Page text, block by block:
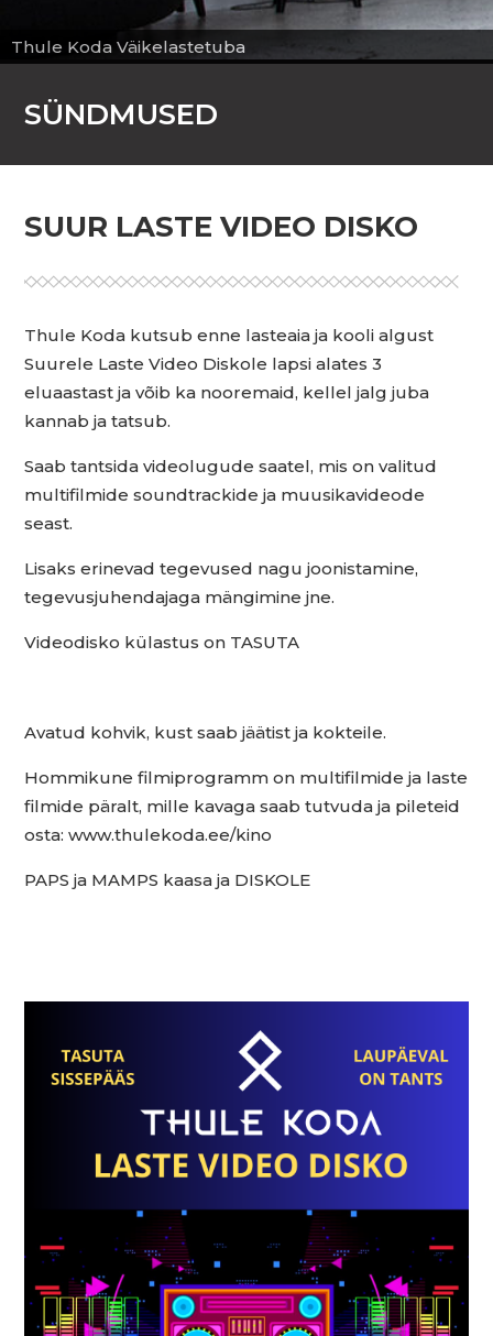
Thule Koda Väikelastetuba
SÜNDMUSED
SUUR LASTE VIDEO DISKO
Thule Koda kutsub enne lasteaia ja kooli algust
Suurele Laste Video Diskole lapsi alates 3
eluaastast ja võib ka nooremaid, kellel jalg juba
kannab ja tatsub.
Saab tantsida videolugude saatel, mis on valitud
multifilmide soundtrackide ja muusikavideode
seast.
Lisaks erinevad tegevused nagu joonistamine,
tegevusjuhendajaga mängimine jne.
Videodisko külastus on TASUTA
Avatud kohvik, kust saab jäätist ja kokteile.
Hommikune filmiprogramm on multifilmide ja laste
filmide päralt, mille kavaga saab tutvuda ja pileteid
osta: www.thulekoda.ee/kino
PAPS ja MAMPS kaasa ja DISKOLE